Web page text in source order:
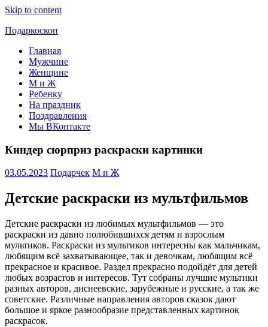
Skip to content
Подаркоскоп
Поможем
выбрать
подарить
Главная
Мужчине
Женщине
М и Ж
Ребенку
На праздник
Поздравления
Мы ВКонтакте
Киндер сюрприз раскраски картинки
03.05.2023 Подарчек М и Ж
Детские раскраски из мультфильмов
Детские раскраски из любимых мультфильмов — это
раскраски из давно полюбившихся детям и взрослым
мультиков. Раскраски из мультиков интересны как мальчикам,
любящим всё захватывающее, так и девочкам, любящим всё
прекрасное и красивое. Раздел прекрасно подойдёт для детей
любых возрастов и интересов. Тут собраны лучшие мультики
разных авторов, диснеевские, зарубежные и русские, а так же
советские. Различные направления авторов сказок дают
большое и яркое разнообразие представленных картинок
раскрасок.